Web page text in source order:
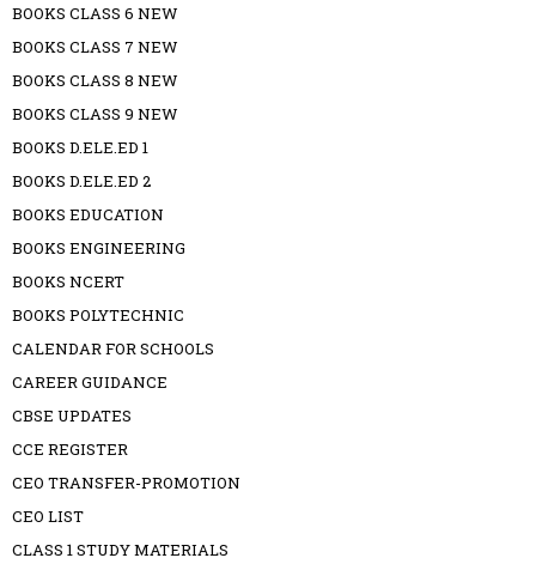
BOOKS CLASS 6 NEW
BOOKS CLASS 7 NEW
BOOKS CLASS 8 NEW
BOOKS CLASS 9 NEW
BOOKS D.ELE.ED 1
BOOKS D.ELE.ED 2
BOOKS EDUCATION
BOOKS ENGINEERING
BOOKS NCERT
BOOKS POLYTECHNIC
CALENDAR FOR SCHOOLS
CAREER GUIDANCE
CBSE UPDATES
CCE REGISTER
CEO TRANSFER-PROMOTION
CEO LIST
CLASS 1 STUDY MATERIALS